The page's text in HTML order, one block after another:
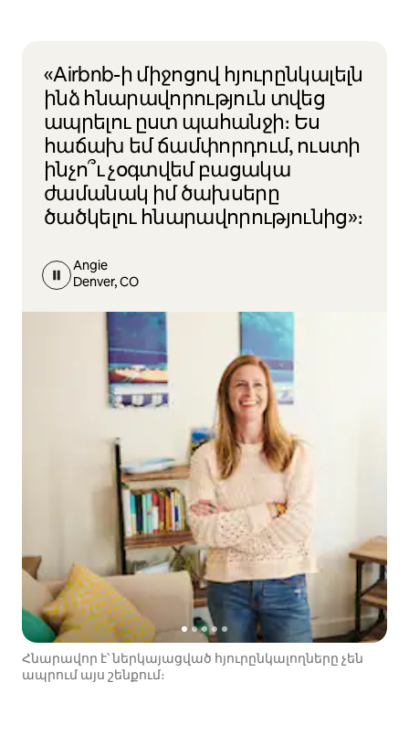
«Airbnb-ի միջոցով հյուրընկալելն
ինձ հնարավորություն տվեց
ապրելու ըստ պահանջի։ Ես
հաճախ եմ ճամփորդում, ուստի
ինչո՞ւ չօգտվեմ բացակա
ժամանակ իմ ծախսերը
ծածկելու հնարավորությունից»։
Angie
Denver, CO
Հնարավոր է՝ ներկայացված հյուրընկալողները չեն
ապրում այս շենքում։